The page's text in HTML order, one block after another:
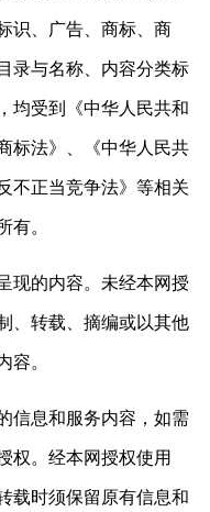
识、广告、商标、商
录与名称、内容分类标
均受到《中华人民共和
标法》、《中华人民共
不正当竞争法》等相关
有。
现的内容。未经本网授
、转载、摘编或以其他
容。
信息和服务内容，如需
权。经本网授权使用
载时须保留原有信息和